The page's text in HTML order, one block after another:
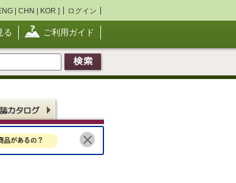
| CHN | KOR ] ログイン
る ご利用ガイド